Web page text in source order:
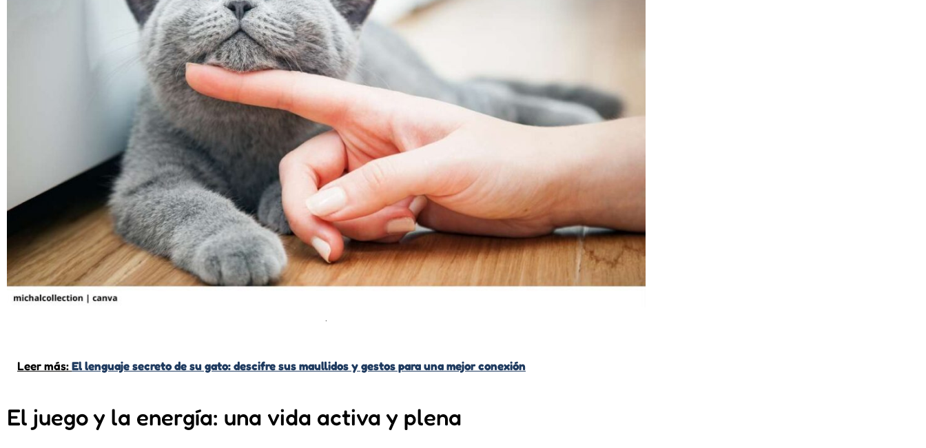
.
Leer más:El lenguaje secreto de su gato: descifre sus maullidos y gestos para una mejor conexión
El juego y la energía: una vida activa y plena